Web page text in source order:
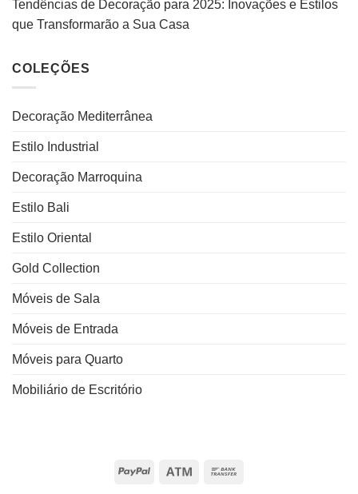
Tendências de Decoração para 2025: Inovações e Estilos
que Transformarão a Sua Casa
COLEÇÕES
Decoração Mediterrânea
Estilo Industrial
Decoração Marroquina
Estilo Bali
Estilo Oriental
Gold Collection
Móveis de Sala
Móveis de Entrada
Móveis para Quarto
Mobiliário de Escritório
PayPal Atm